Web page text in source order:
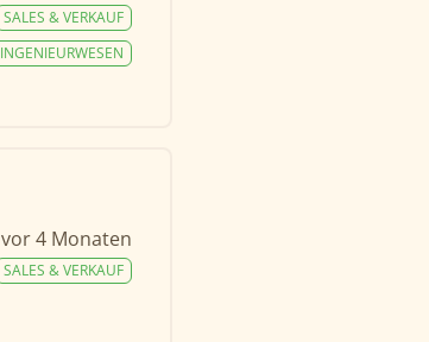
SALES & VERKAUF
INGENIEURWESEN
vor 4 Monaten
SALES & VERKAUF